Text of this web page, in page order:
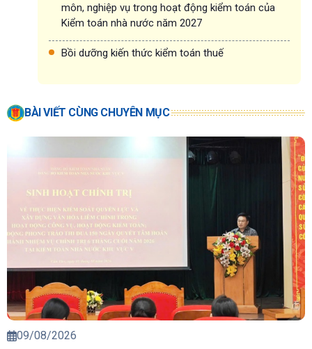
môn, nghiệp vụ trong hoạt động kiểm toán của
Kiểm toán nhà nước năm 2027
Bồi dưỡng kiến thức kiểm toán thuế
BÀI VIẾT CÙNG CHUYÊN MỤC
09/08/2026